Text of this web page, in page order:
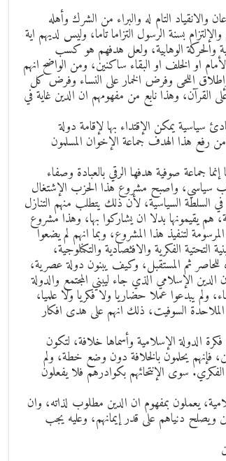
والانقياد التام له والبراء من الشرك وأهله
بسنة الرسول التزاما تاما، وليس لديهم اية
والحركة الوهابية، ولعل هدفهم هو كسب
او الخلف او البقاء ساكنين، ومن الواضح انهم
اللحى وفرض الخمار على النساء وفرض كل
وهذا نابع من مفهومهم ان الدين غاية في
سياسية يمكن الإقتداء بها لإقامة دولة
من رفع هذا الهدف جماعة الإخوان المسلمون
جماعة صوفية هدفها الرقي بالعبادة وصفاء
سياسي، واصبح مشروع هذا الحزب الإشتغال
السلطة السياسية، لأن ذلك يتطلب منهم التنازل
يقيمونها بدلا ان يشاركوا بها، وهذا مشروع
لتنفيذ هذا المشروع، وبما انهم لم يضعوا
الفكرية والافثصادية والتكنلوجية،
للحاصر ثم المستقبل، وكيف يبنون دولة عصرية،
الإسلامي الذي جاء ليبني المجتمع والدولة
يبدعوا عملا حضاريا ولا فكريا ولا علميا،
السوفيت، ذلك انهم على هدى افكار
الدولة الإسلامية وأسماها خلافة، لتكون
فإنهم يحلمون بالخلافة دون وضع خطة، ولم
سوى الإنتحائهم بكوادرهم فلا يفعلون
يعملون بمفهوم ان الدين مطلوب لذاته، وان
ويصلح دنياهم على قدر إيمانهم، وعليه يجب